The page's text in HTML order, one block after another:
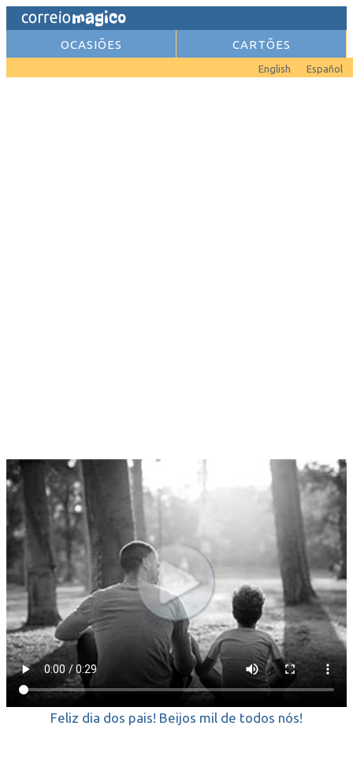
OCASIÕES CARTÕES
Español
English
Feliz dia dos pais! Beijos mil de todos nós!